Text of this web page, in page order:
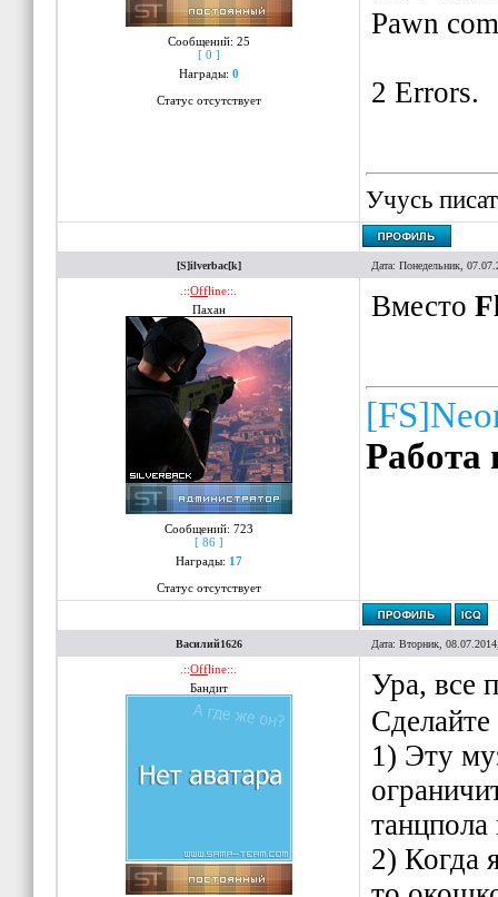
Сообщений: 25
[ 0 ]
Награды: 0
Статус отсутствует
Pawn
2 Errors.
Учусь
[S]ilverbac[k] Дата: Понедельник,
.::Offline::.
Пахан
Сообщений: 723
[ 86 ]
Награды: 17
Статус отсутствует
Вместо
Работа
Василий1626 Дата: Вторник,
.::Offline::.
Бандит
Ура, все
1) Эту
танцпола
2) Когда